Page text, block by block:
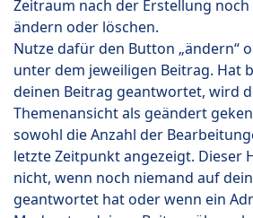
Zeitraum nach der Erstellung
ändern oder löschen.
Nutze dafür den Button „ändern“
unter dem jeweiligen Beitrag. Hat
deinen Beitrag geantwortet, wird
Themenansicht als geändert
sowohl die Anzahl der
letzte Zeitpunkt angezeigt. Dieser
nicht, wenn noch niemand auf
geantwortet hat oder wenn ein